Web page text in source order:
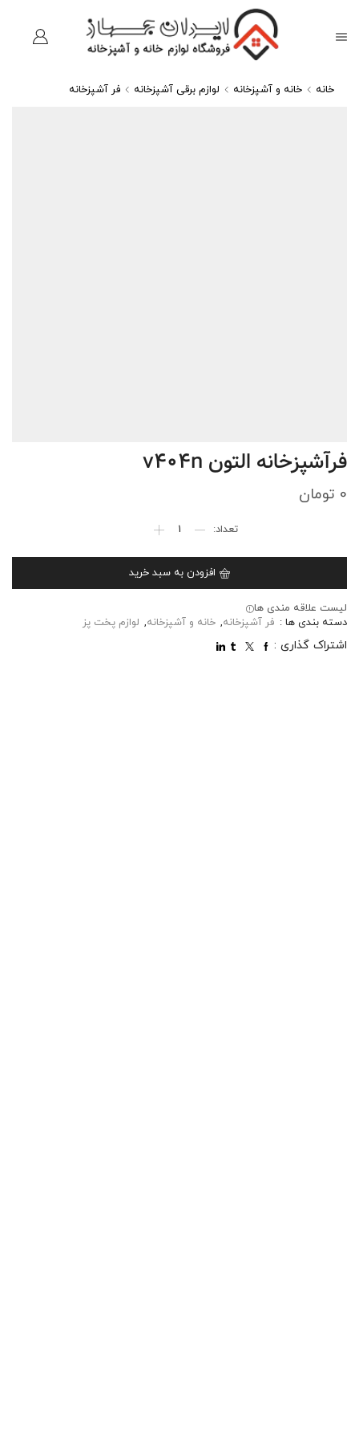
خانه خانه و آشپزخانه لوازم برقی آشپزخانه فر آشپزخانه
فرآشپزخانه التون v404n
0 تومان
افزودن به سبد خرید
لیست علاقه مندی ها
دسته بندی ها : فر آشپزخانه, خانه و آشپزخانه, لوازم پخت پز
اشتراک گذاری :